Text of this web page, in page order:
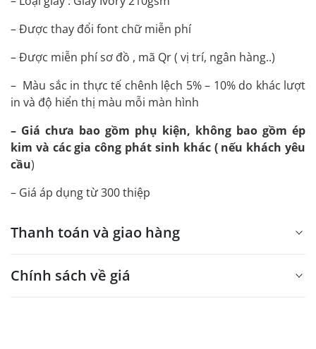
– Được thay đổi font chữ miễn phí
– Được miễn phí sơ đồ , mã Qr ( vị trí, ngân hàng..)
– Màu sắc in thực tế chênh lệch 5% – 10% do khác lượt
in và độ hiển thị màu mỗi màn hình
– Giá chưa bao gồm phụ kiện, không bao gồm ép
kim và các gia công phát sinh khác ( nếu khách yêu
cầu)
– Giá áp dụng từ 300 thiệp
Thanh toán và giao hàng
Chính sách về giá